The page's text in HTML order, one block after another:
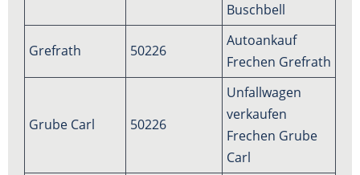
Buschbell
Grefrath 50226
Autoankauf
Frechen Grefrath
Grube Carl 50226
Unfallwagen
verkaufen
Frechen Grube
Carl